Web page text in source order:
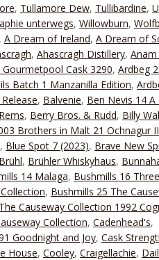
, Tullamore Dew, Tullibardine,
unterwegs, Willowburn,
, A Dream of Ireland, A Dream of
, Ahascragh Distillery,
Gourmetpool Cask 3290, Ardbeg
Batch 1 Manzanilla Edition,
, Balvenie, Ben Nevis 14
, Berry Bros. & Rudd, Billy
Brothers in Malt 21 Ochnagur II
, Blue Spot 7 (2023), Brave New
Brühl, Brühler Whiskyhaus,
14 Malaga, Bushmills 16
, Bushmills 25 The
Causeway Collection 1992
Collection, Cadenhead's,
Goodnight and Joy, Cask
House, Cooley, Craigellachie,